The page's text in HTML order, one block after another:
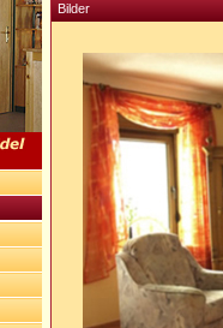
Bilder